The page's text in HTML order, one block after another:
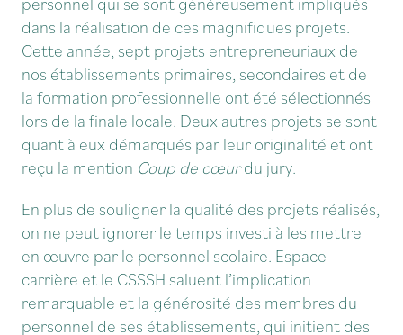
dans la réalisation de ces magnifiques projets.
Cette année, sept projets entrepreneuriaux de
nos établissements primaires, secondaires et de
la formation professionnelle ont été sélectionnés
lors de la finale locale. Deux autres projets se sont
quant à eux démarqués par leur originalité et ont
reçu la mention Coup de cœurdu jury.
En plus de souligner la qualité des projets réalisés,
on ne peut ignorer le temps investi à les mettre
en œuvre par le personnel scolaire. Espace
carrière et le CSSSH saluent l’implication
remarquable et la générosité des membres du
personnel de ses établissements, qui initient des